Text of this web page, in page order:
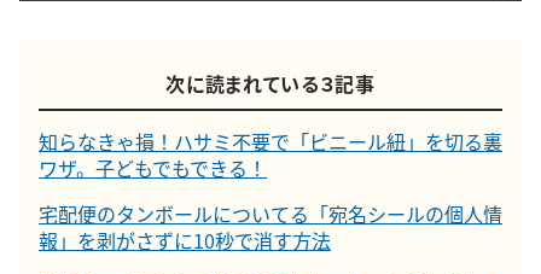
次に読まれている３記事
知らなきゃ損！ハサミ不要で「ビニール紐」を切る裏
ワザ。子どもでもできる！
宅配便のタンボールについてる「宛名シールの個人情
報」を剥がさずに10秒で消す方法